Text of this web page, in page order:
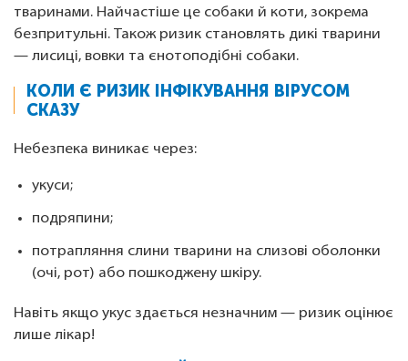
тваринами. Найчастіше це собаки й коти, зокрема
безпритульні. Також ризик становлять дикі тварини
— лисиці, вовки та єнотоподібні собаки.
КОЛИ Є РИЗИК ІНФІКУВАННЯ ВІРУСОМ
СКАЗУ
Небезпека виникає через:
укуси;
подряпини;
потрапляння слини тварини на слизові оболонки
(очі, рот) або пошкоджену шкіру.
Навіть якщо укус здається незначним — ризик оцінює
лише лікар!